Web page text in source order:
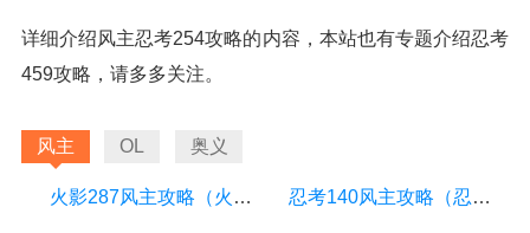
详细介绍风主忍考254攻略的内容，本站也有专题介绍忍考
459攻略，请多多关注。
风主 OL 奥义
火影287风主攻略（火影忍者手游风主） 忍考140风主攻略（忍考130）